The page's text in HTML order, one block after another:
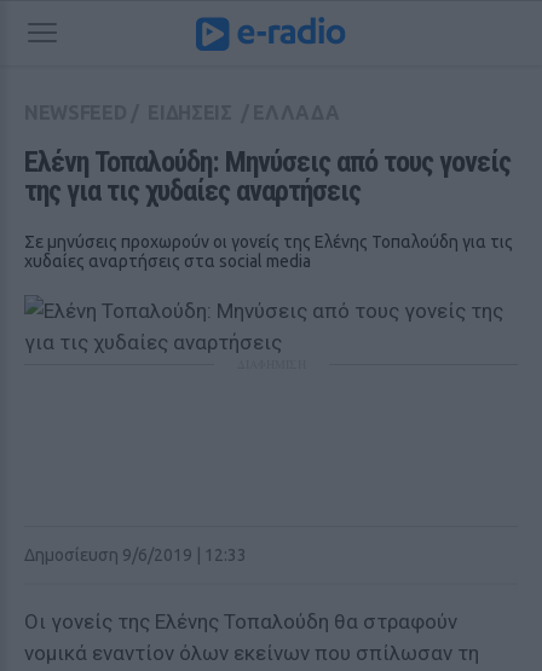
Ελένη Τοπαλούδη: Μηνύσεις από τους γονείς
της για τις χυδαίες αναρτήσεις
Σε μηνύσεις προχωρούν οι γονείς της Ελένης Τοπαλούδη για τις
χυδαίες αναρτήσεις στα social media
Δημοσίευση 9/6/2019 | 12:33
Οι γονείς της Ελένης Τοπαλούδη θα στραφούν
νομικά εναντίον όλων εκείνων που σπίλωσαν τη